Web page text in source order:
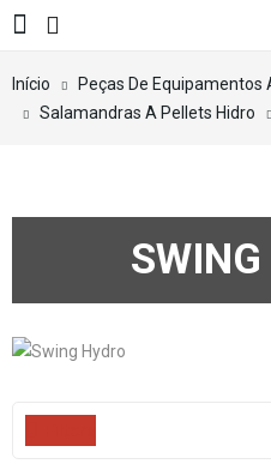
Início Peças De Equipamentos
Salamandras A Pellets Hidro